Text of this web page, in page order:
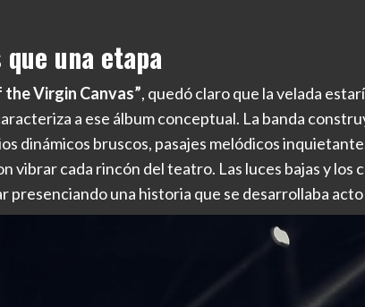
una etapa
the Virgin Canvas”, quedó claro que la velada
a ese álbum conceptual. La banda
dinámicos bruscos, pasajes melódicos
vibrar cada rincón del teatro. Las luces bajas y los
presenciando una historia que se desarrollaba